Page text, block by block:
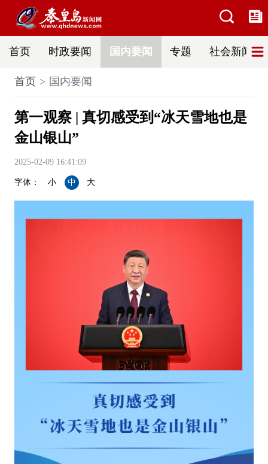
首页 时政要闻 国内要闻 专题 社会新闻
首页 国内要闻
第一观察 | 真切感受到“冰天雪地也是
金山银山”
2025-02-09 16:41:09
字体： 小 中 大